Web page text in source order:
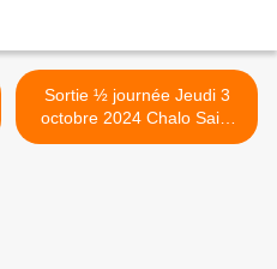
Sortie ½ journée Jeudi 3
octobre 2024 Chalo Saint
Mars >